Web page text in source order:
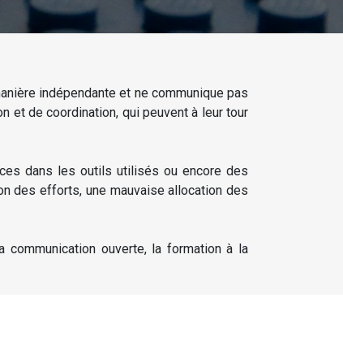
indépendante et ne communique pas
et de coordination, qui peuvent à leur tour
dans les outils utilisés ou encore des
des efforts, une mauvaise allocation des
ouverte, la formation à la